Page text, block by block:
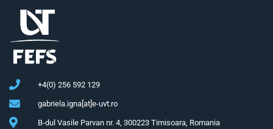
+4(0) 256 592 129
gabriela.igna[at]e-uvt.ro
B-dul Vasile Parvan nr. 4, 300223 Timisoara, Romania